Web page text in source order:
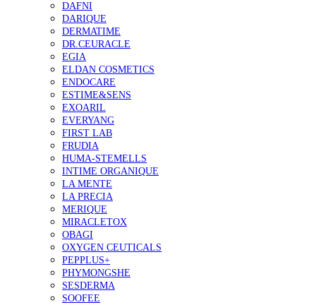
DAFNI
DARIQUE
DERMATIME
DR.CEURACLE
EGIA
ELDAN COSMETICS
ENDOCARE
ESTIME&SENS
EXOARIL
EVERYANG
FIRST LAB
FRUDIA
HUMA-STEMELLS
INTIME ORGANIQUE
LA MENTE
LA PRECIA
MERIQUE
MIRACLETOX
OBAGI
OXYGEN CEUTICALS
PEPPLUS+
PHYMONGSHE
SESDERMA
SOOFEE